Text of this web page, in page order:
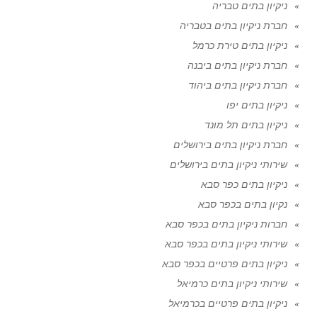
ניקיון בתים טבריה
חברת ניקיון בתים בטבריה
ניקיון בתים טירת כרמל
חברת ניקיון בתים ביבנה
חברת ניקיון בתים ביהוד
ניקיון בתים יפו
ניקיון בתים תל מונד
חברת ניקיון בתים בירושלים
שירותי ניקיון בתים בירושלים
ניקיון בתים כפר סבא
נקיון בתים בכפר סבא
חברות ניקיון בתים בכפר סבא
שירותי ניקיון בתים בכפר סבא
ניקיון בתים פרטיים בכפר סבא
שירותי ניקיון בתים כרמיאל
ניקיון בתים פרטיים בכרמיאל